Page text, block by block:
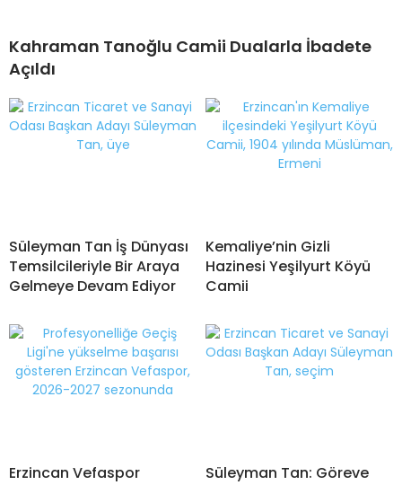
Kahraman Tanoğlu Camii Dualarla İbadete
Açıldı
Süleyman Tan İş Dünyası
Temsilcileriyle Bir Araya
Gelmeye Devam Ediyor
Kemaliye’nin Gizli
Hazinesi Yeşilyurt Köyü
Camii
Erzincan Vefaspor
Süleyman Tan: Göreve